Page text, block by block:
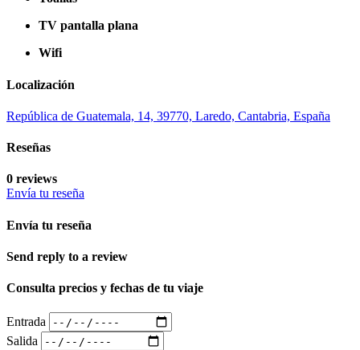
TV pantalla plana
Wifi
Localización
República de Guatemala, 14, 39770, Laredo, Cantabria, España
Reseñas
0 reviews
Envía tu reseña
Envía tu reseña
Send reply to a review
Consulta precios y fechas de tu viaje
Entrada
Salida